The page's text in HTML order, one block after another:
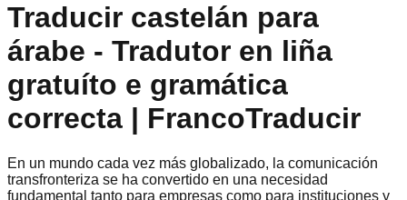
Traducir castelán para
árabe - Tradutor en liña
gratuíto e gramática
correcta | FrancoTraducir
En un mundo cada vez más globalizado, la comunicación
transfronteriza se ha convertido en una necesidad
fundamental tanto para empresas como para instituciones y